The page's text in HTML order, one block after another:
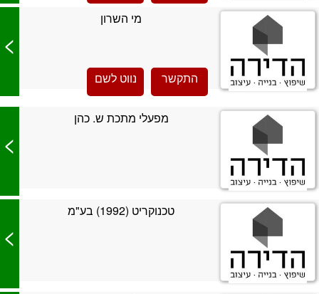
מי השרון
התקשר נווט לשם
>
מפעלי מתכת ש. כהן
>
טכנוקריט (1992) בע"מ
>